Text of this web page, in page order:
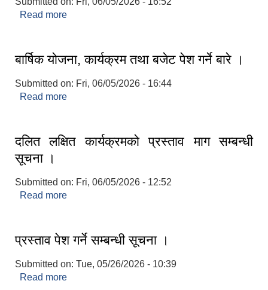
Read more
बार्षिक योजना, कार्यक्रम तथा बजेट पेश गर्ने बारे ।
Submitted on: Fri, 06/05/2026 - 16:44
Read more
दलित लक्षित कार्यक्रमको प्रस्ताव माग सम्बन्धी
सूचना ।
Submitted on: Fri, 06/05/2026 - 12:52
Read more
प्रस्ताव पेश गर्ने सम्बन्धी सूचना ।
Submitted on: Tue, 05/26/2026 - 10:39
Read more